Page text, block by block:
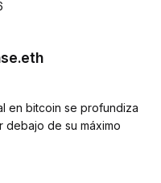
en bitcoin se profundiza
debajo de su máximo